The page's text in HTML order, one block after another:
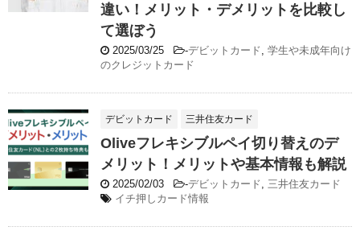
違い！メリット・デメリットを比較し
て選ぼう
2025/03/25 -デビットカード 学生や未成年向け
のクレジットカード
デビットカード 三井住友カード
Oliveフレキシブルペイ切り替えのデ
メリット！メリットや基本情報も解説
2025/02/03 -デビットカード
三井住友カード
イチ押しカード情報